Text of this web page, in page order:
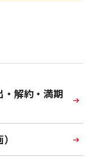
・解約・満期